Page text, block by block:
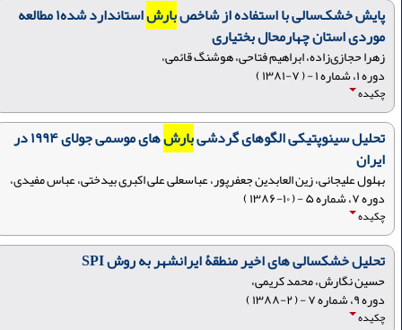
پایش خشک‌سالی با استفاده از شاخصبارش استاندارد شده۱ مطالعه
موردی استان چهارمحال بختیاری
زهرا حجازی‌زاده، ابراهیم فتاحی، هوشنگ قائمی،
دوره ۱، شماره ۱ - ( ۷-۱۳۸۱ )
چکیده
تحلیل سینوپتیکی الگوهای گردشیبارش های موسمی جولای ۱۹۹۴ در
ایران
بهلول علیجانی، زین العابدین جعفرپور، عباسعلی علی اکبری بیدختی، عباس مفیدی،
دوره ۷، شماره ۵ - ( ۱۰-۱۳۸۶ )
چکیده
تحلیل خشکسالی های اخیر منطقۀ ایرانشهر به روش SPI
حسین نگارش، محمد کریمی،
دوره ۹، شماره ۷ - ( ۲-۱۳۸۸ )
چکیده